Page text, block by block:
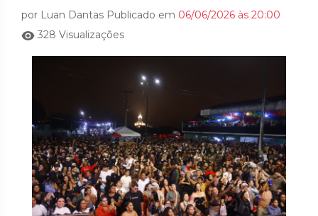
por Luan Dantas Publicado em 06/06/2026 às 20:00
328 Visualizações